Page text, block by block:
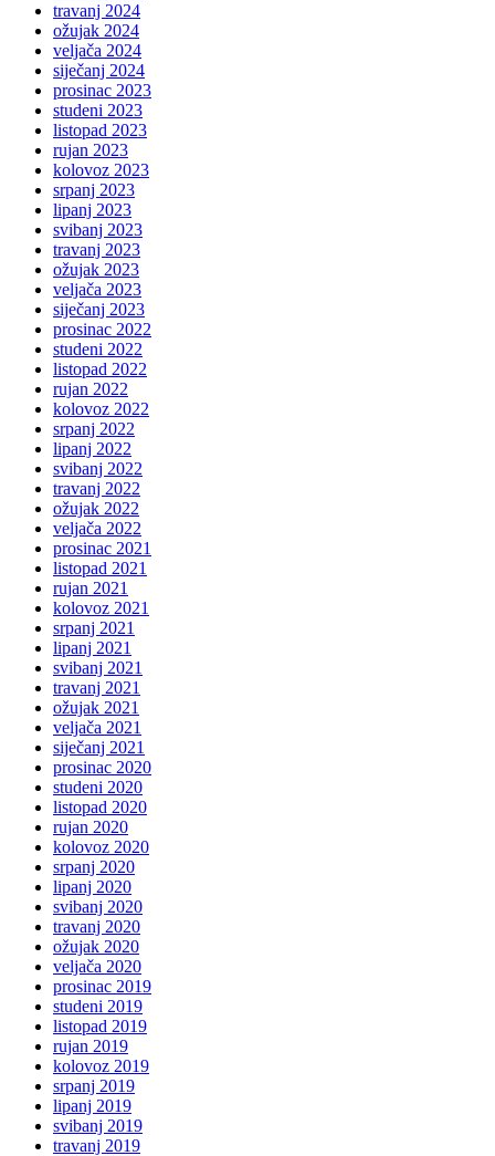
travanj 2024
ožujak 2024
veljača 2024
siječanj 2024
prosinac 2023
studeni 2023
listopad 2023
rujan 2023
kolovoz 2023
srpanj 2023
lipanj 2023
svibanj 2023
travanj 2023
ožujak 2023
veljača 2023
siječanj 2023
prosinac 2022
studeni 2022
listopad 2022
rujan 2022
kolovoz 2022
srpanj 2022
lipanj 2022
svibanj 2022
travanj 2022
ožujak 2022
veljača 2022
prosinac 2021
listopad 2021
rujan 2021
kolovoz 2021
srpanj 2021
lipanj 2021
svibanj 2021
travanj 2021
ožujak 2021
veljača 2021
siječanj 2021
prosinac 2020
studeni 2020
listopad 2020
rujan 2020
kolovoz 2020
srpanj 2020
lipanj 2020
svibanj 2020
travanj 2020
ožujak 2020
veljača 2020
prosinac 2019
studeni 2019
listopad 2019
rujan 2019
kolovoz 2019
srpanj 2019
lipanj 2019
svibanj 2019
travanj 2019